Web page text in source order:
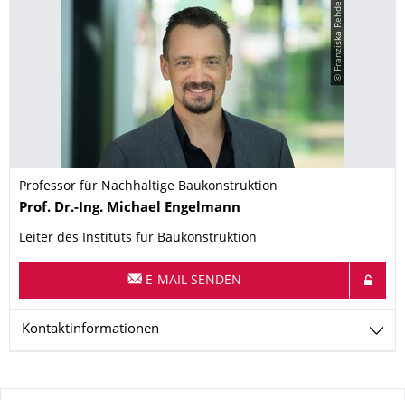
© Franziska Rehde
Professor für Nachhaltige Baukonstruktion
Name
Prof. Dr.-Ing. Michael Engelmann
Leiter des Instituts für Baukonstruktion
E-MAIL SENDEN
Kontaktinformationen